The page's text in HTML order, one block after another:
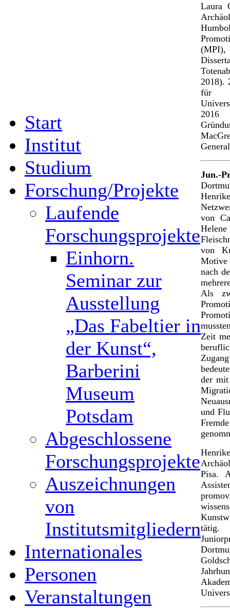
Start
Institut
Studium
Forschung/Projekte
Laufende
Forschungsprojekte
Einhorn.
Seminar zur
Ausstellung
„Das Fabeltier in
der Kunst“,
Barberini
Museum
Potsdam
Abgeschlossene
Forschungsprojekte
Auszeichnungen
von
Institutsmitgliedern
Internationales
Personen
Veranstaltungen
Laura
2018).
für
Jun.-
von
von
Motive
nach
Als
Zeit
der mit
und
Pisa.
tätig.